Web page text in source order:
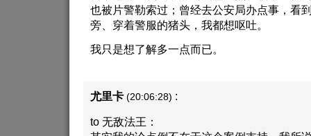
也被片警勒索过；曾经去公安局办点事，看
旁、穿着警服的猪头，我都想呕吐。
我只是想了解多一点而已。
尤里卡 (20:06:28) :
to 无敌法王：